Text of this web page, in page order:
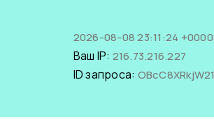
2026-08-08 23:11:24 +0000
Ваш IP: 216.73.216.227
ID запроса: OBcC8XRkjW21